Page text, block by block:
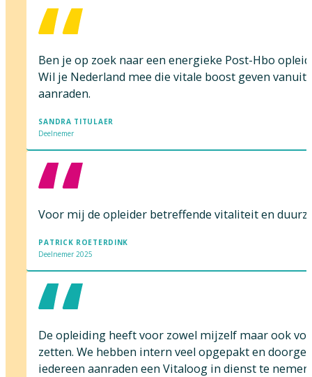
Ben je op zoek naar een energieke Post-Hbo
Wil je Nederland mee die vitale boost geven
aanraden.
SANDRA TITULAER
Deelnemer
Voor mij de opleider betreffende vitaliteit en
PATRICK ROETERDINK
Deelnemer 2025
De opleiding heeft voor zowel mijzelf maar ook
zetten. We hebben intern veel opgepakt en
iedereen aanraden een Vitaloog in dienst te